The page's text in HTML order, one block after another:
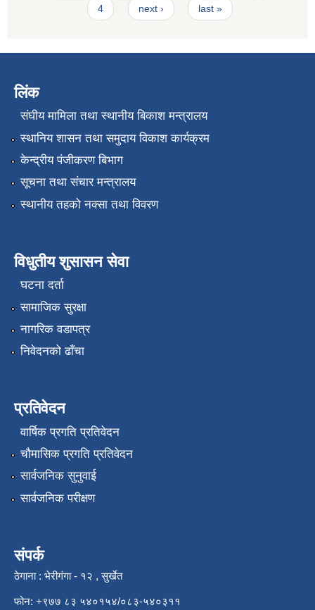
4 next › last »
लिंक
संघीय मामिला तथा स्थानीय बिकाश मन्त्रालय
स्थानिय शासन तथा समुदाय विकाश कार्यक्रम
केन्द्रीय पंजीकरण बिभाग
सूचना तथा संचार मन्त्रालय
स्थानीय तहको नक्सा तथा विवरण
विधुतीय शुसासन सेवा
घटना दर्ता
सामाजिक सुरक्षा
नागरिक वडापत्र
निवेदनको ढाँचा
प्रतिवेदन
वार्षिक प्रगति प्रतिवेदन
चौमासिक प्रगति प्रतिवेदन
सार्वजनिक सुनुवाई
सार्वजनिक परीक्षण
संपर्क
ठेगाना : भेरीगंगा - १२ , सुर्खेत
फोन: +९७७ ८३ ५४०१५४/०८३-५४०३११